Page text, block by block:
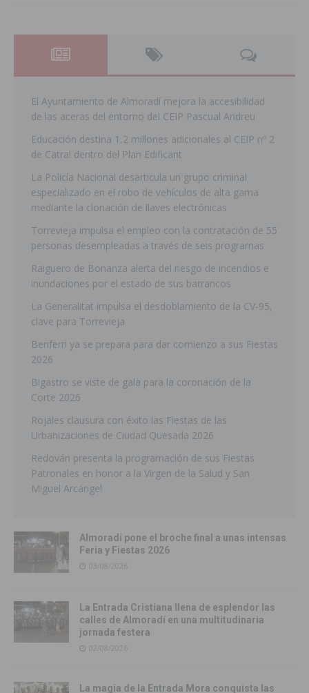
El Ayuntamiento de Almoradí mejora la accesibilidad
de las aceras del entorno del CEIP Pascual Andreu
Educación destina 1,2 millones adicionales al CEIP nº 2
de Catral dentro del Plan Edificant
La Policía Nacional desarticula un grupo criminal
especializado en el robo de vehículos de alta gama
mediante la clonación de llaves electrónicas
Torrevieja impulsa el empleo con la contratación de 55
personas desempleadas a través de seis programas
Raiguero de Bonanza alerta del riesgo de incendios e
inundaciones por el estado de sus barrancos
La Generalitat impulsa el desdoblamiento de la CV-95,
clave para Torrevieja
Benferri ya se prepara para dar comienzo a sus Fiestas
2026
Bigastro se viste de gala para la coronación de la
Corte 2026
Rojales clausura con éxito las Fiestas de las
Urbanizaciones de Ciudad Quesada 2026
Redován presenta la programación de sus Fiestas
Patronales en honor a la Virgen de la Salud y San
Miguel Arcángel
Almoradí pone el broche final a unas intensas
Feria y Fiestas 2026
03/08/2026
La Entrada Cristiana llena de esplendor las
calles de Almoradí en una multitudinaria
jornada festera
02/08/2026
La magia de la Entrada Mora conquista las